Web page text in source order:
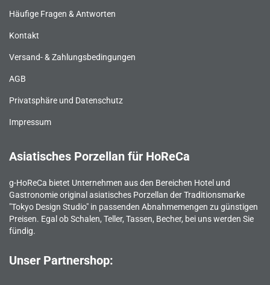
Häufige Fragen & Antworten
Kontakt
Versand- & Zahlungsbedingungen
AGB
Privatsphäre und Datenschutz
Impressum
Asiatisches Porzellan für HoReCa
g-HoReCa bietet Unternehmen aus den Bereichen Hotel und
Gastronomie original asiatisches Porzellan der Traditionsmarke
"Tokyo Design Studio" in passenden Abnahmemengen zu günstigen
Preisen. Egal ob Schalen, Teller, Tassen, Becher, bei uns werden Sie
fündig.
Unser Partnershop: